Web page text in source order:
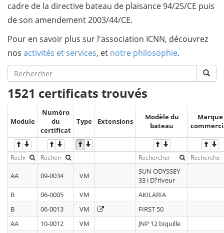
cadre de la directive bateau de plaisance 94/25/CE puis
de son amendement 2003/44/CE.
Pour en savoir plus sur l'association ICNN, découvrez
nos activités et services, et notre philosophie.
1521 certificats trouvés
Module
Numéro
du
certificat
Type Extensions
Modèle du
bateau
Marque
AA 09-0034 VM
SUN ODYSSEY
33 i D?riveur
B
06-0005 VM
AKILARIA
B
06-0013 VM
FIRST 50
AA
10-0012 VM JNP 12 biquille